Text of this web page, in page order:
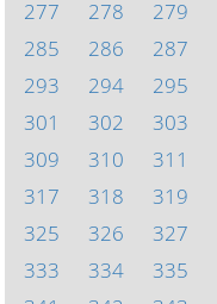
277
278 279
285
286 287
293
294 295
301
302 303
309
310 311
317
318 319
325
326 327
333
334 335